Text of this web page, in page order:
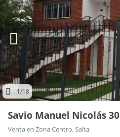
1/18
Venta en Zona Centro, Salta